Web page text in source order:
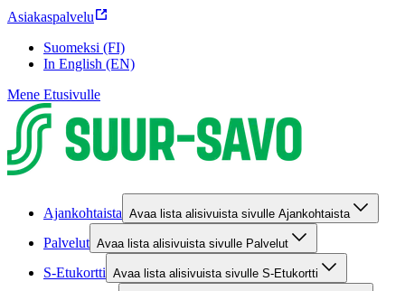
Asiakaspalvelu
Suomeksi (FI)
In English (EN)
Mene Etusivulle
Ajankohtaista Avaa lista alisivuista sivulle Ajankohtaista
Palvelut Avaa lista alisivuista sivulle Palvelut
S-Etukortti Avaa lista alisivuista sivulle S-Etukortti